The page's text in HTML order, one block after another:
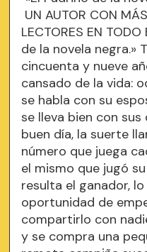
UN AUTOR CON
LECTORES EN
de la novela negra.»
cincuenta y nueve
cansado de la vida:
se habla con su
se lleva bien con sus
buen día, la suerte
número que juega
el mismo que jugó
resulta el ganador,
oportunidad de
compartirlo con
y se compra una